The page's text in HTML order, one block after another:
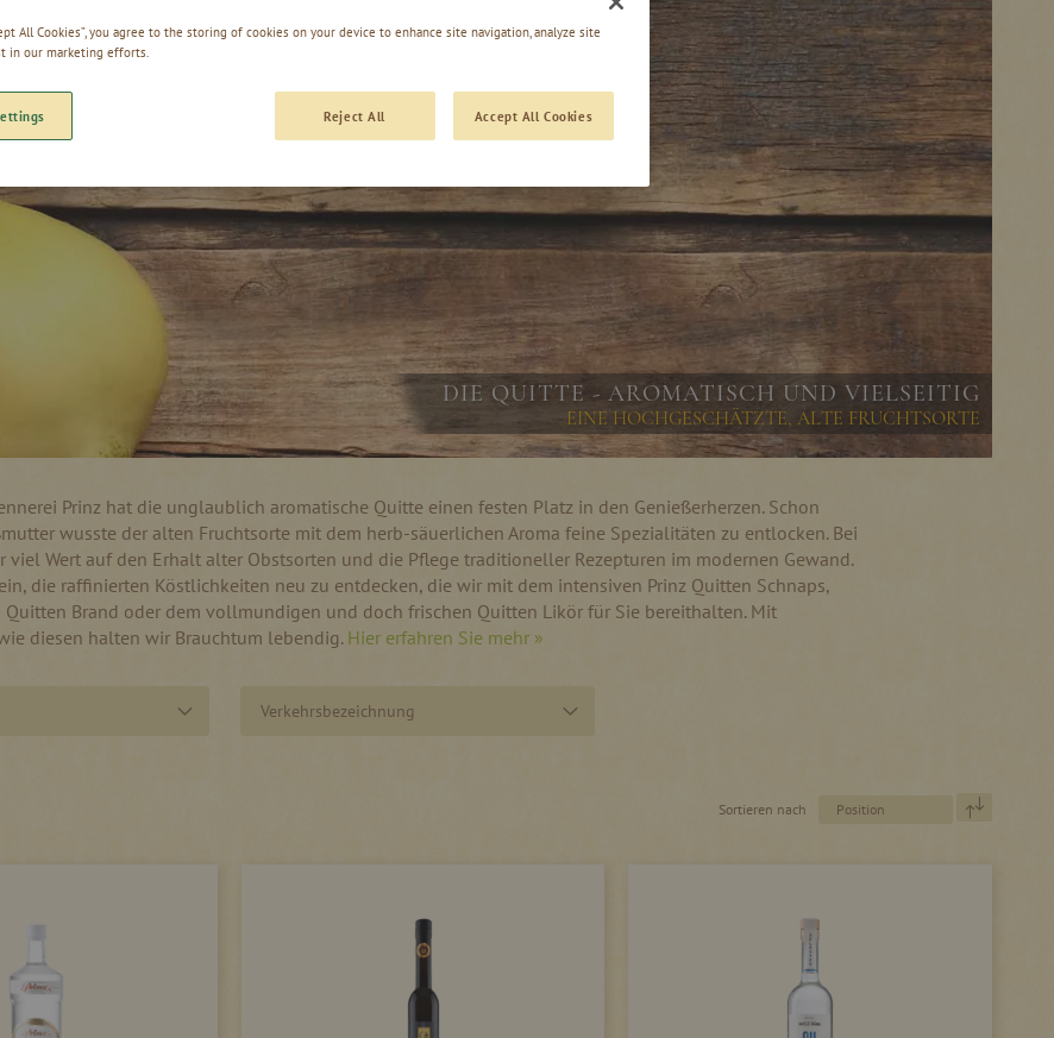
DIE QUITTE - AROMATISCH UND VIELSEITIG
EINE HOCHGESCHÄTZTE, ALTE FRUCHTSORTE
Prinz hat die unglaublich aromatische Quitte einen festen Platz in den Genießerherzen. Schon
wusste der alten Fruchtsorte mit dem herb-säuerlichen Aroma feine Spezialitäten zu entlocken. Bei
viel Wert auf den Erhalt alter Obstsorten und die Pflege traditioneller Rezepturen im modernen Gewand.
die raffinierten Köstlichkeiten neu zu entdecken, die wir mit dem intensiven Prinz Quitten Schnaps,
Quitten Brand oder dem vollmundigen und doch frischen Quitten Likör für Sie bereithalten. Mit
diesen halten wir Brauchtum lebendig. Hier erfahren Sie mehr »
Verkehrsbezeichnung
Sortieren nach
All Cookies”, you agree to the storing of cookies on your device to enhance site navigation, analyze site
in our marketing efforts.
Reject All Accept All Cookies